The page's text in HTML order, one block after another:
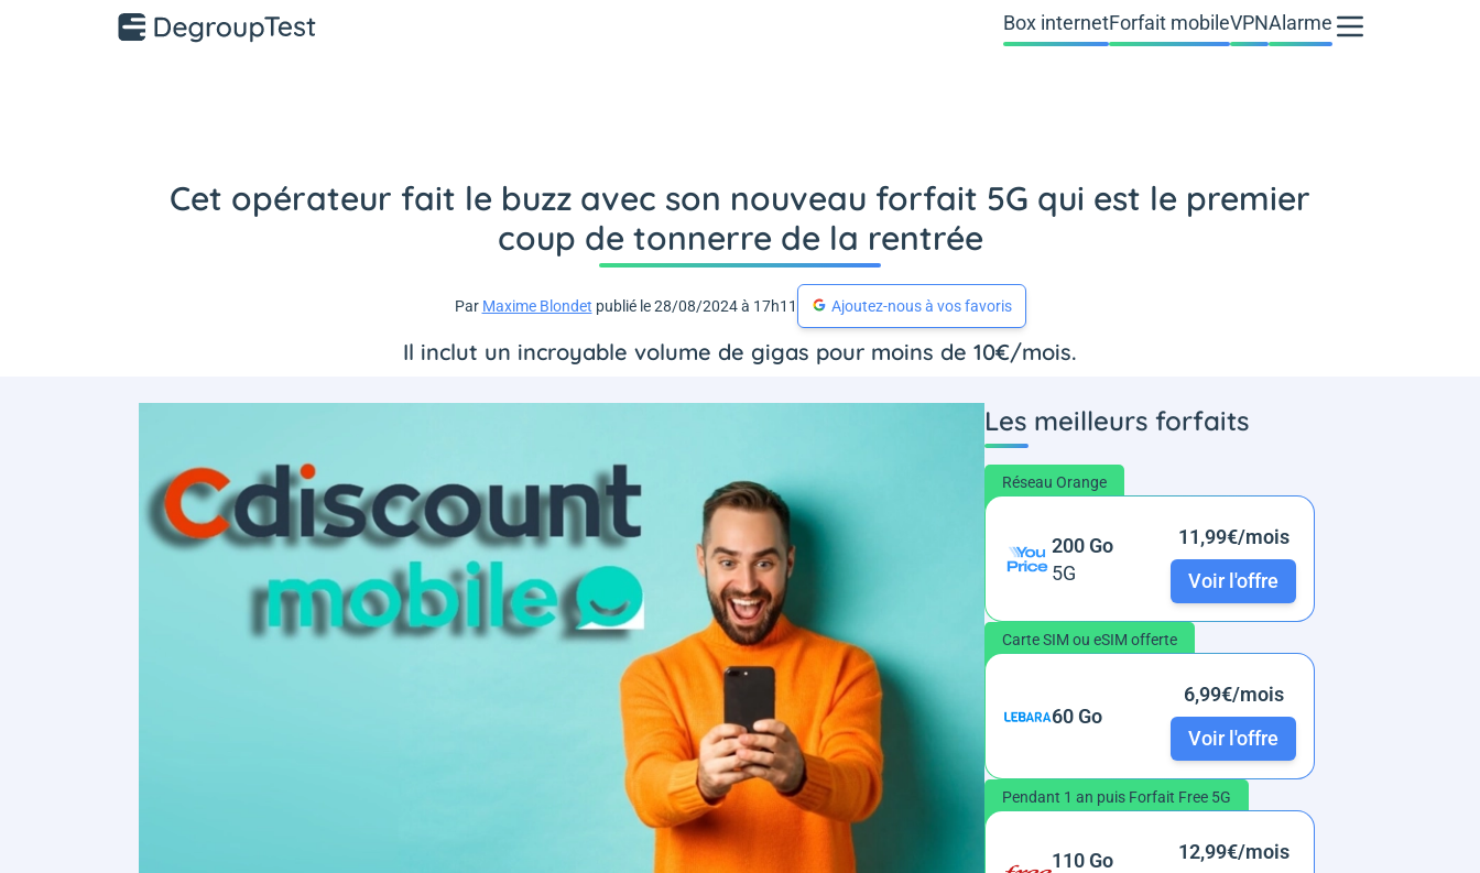
Box internetForfait mobileVPNAlarme
Cet opérateur fait le buzz avec son nouveau forfait 5G qui est le premier
coup de tonnerre de la rentrée
Par Maxime Blondet publié le 28/08/2024 à 17h11 Ajoutez-nous à vos favoris
Il inclut un incroyable volume de gigas pour moins de 10€/mois.
Les meilleurs forfaits
Réseau Orange
200 Go
5G
11,99€/mois
Voir l'offre
Carte SIM ou eSIM offerte
60 Go
6,99€/mois
Voir l'offre
Pendant 1 an puis Forfait Free 5G
110 Go
12,99€/mois